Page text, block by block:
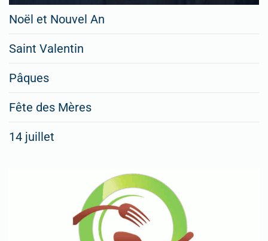
Noël et Nouvel An
Saint Valentin
Pâques
Fête des Mères
14 juillet